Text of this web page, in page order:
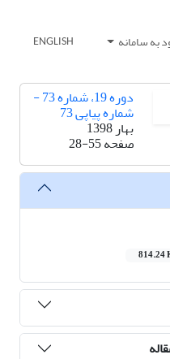
به سامانه ENGLISH
دوره 19، شماره 73 -
شماره پیاپی 73
بهار 1398
صفحه28-55
814.24